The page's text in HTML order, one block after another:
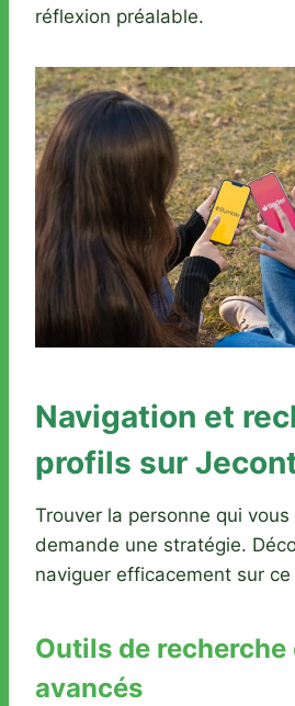
réflexion préalable.
Navigation et
profils sur
Trouver la personne qui vous
demande une stratégie.
naviguer efficacement sur
Outils de
avancés